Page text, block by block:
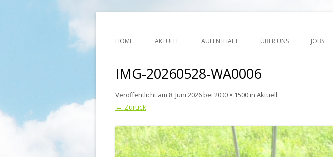
Seniorenzentrum Sunnehof Rohrbach
HOME AKTUELL AUFENTHALT ÜBER UNS JOBS
IMG-20260528-WA0006
Veröffentlicht am 8. Juni 2026bei 2000 × 1500in Aktuell.
← Zurück